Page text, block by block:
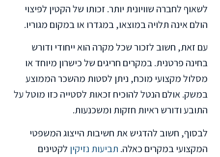
לשאוף לחברה שוויונית יותר. זכותו של הקטין לפיצוי
הולם אינה תלויה במוצאו, במגדרו או במקום מגוריו.
עם זאת, חשוב לזכור שכל מקרה הוא ייחודי ודורש
בחינה פרטנית. במקרים חריגים של כישרון מיוחד או
מסלול מקצועי מוכח, ניתן לסטות מהשכר הממוצע
במשק. אולם הנטל להוכיח זכאות לסטייה כזו מוטל על
התובע ודורש ראיות חזקות ומשכנעות.
לבסוף, חשוב להדגיש את חשיבות הייצוג המשפטי
המקצועי במקרים כאלה. תביעות נזיקין לקטינים